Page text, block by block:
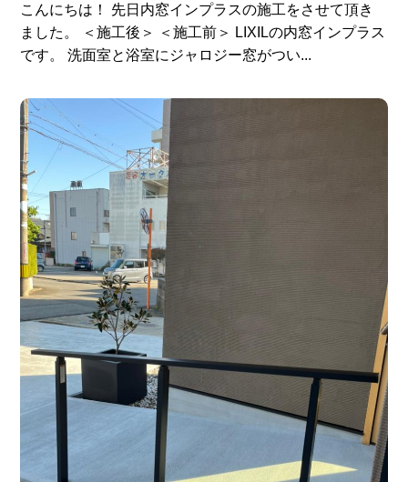
こんにちは！ 先日内窓インプラスの施工をさせて頂き
ました。 ＜施工後＞ ＜施工前＞ LIXILの内窓インプラス
です。 洗面室と浴室にジャロジー窓がつい...